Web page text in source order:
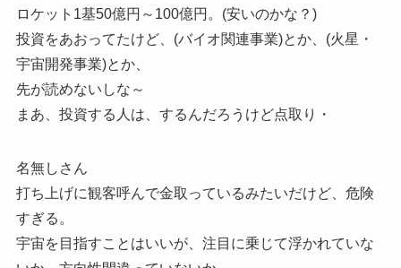
ロケット1基50億円～100億円。(安いのかな？)
投資をあおってたけど、(バイオ関連事業)とか、(火星・
宇宙開発事業)とか、
先が読めないしな～
まあ、投資する人は、するんだろうけど点取り・
名無しさん
打ち上げに観客呼んで金取っているみたいだけど、危険
すぎる。
宇宙を目指すことはいいが、注目に乗じて浮かれていな